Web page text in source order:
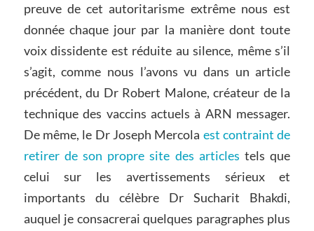
preuve de cet autoritarisme extrême nous est
donnée chaque jour par la manière dont toute
voix dissidente est réduite au silence, même s’il
s’agit, comme nous l’avons vu dans un article
précédent, du Dr Robert Malone, créateur de la
technique des vaccins actuels à ARN messager.
De même, le Dr Joseph Mercola est contraint de
retirer de son propre site des articles tels que
celui sur les avertissements sérieux et
importants du célèbre Dr Sucharit Bhakdi,
auquel je consacrerai quelques paragraphes plus